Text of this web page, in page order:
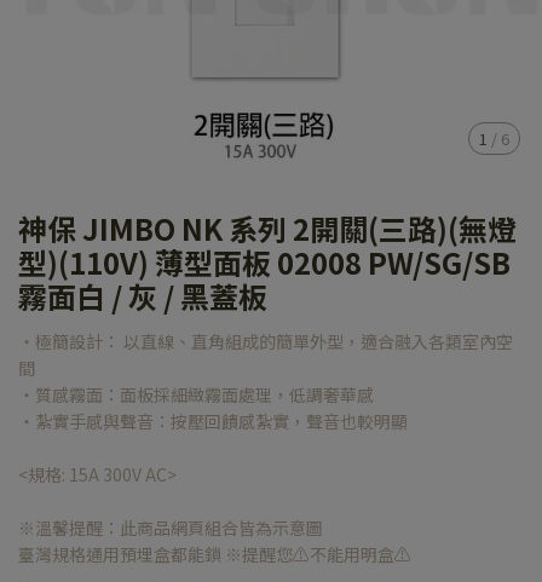
1 / 6
神保 JIMBO NK 系列 2開關(三路)(無燈
型)(110V) 薄型面板 02008 PW/SG/SB
霧面白 / 灰 / 黑蓋板
‧極簡設計： 以直線、直角組成的簡單外型，適合融入各類室內空
間
‧質感霧面：面板採細緻霧面處理，低調奢華感
‧紮實手感與聲音：按壓回饋感紮實，聲音也較明顯
<規格: 15A 300V AC>
※溫馨提醒：此商品網頁組合皆為示意圖
臺灣規格通用預埋盒都能鎖 ※提醒您⚠️不能用明盒⚠️